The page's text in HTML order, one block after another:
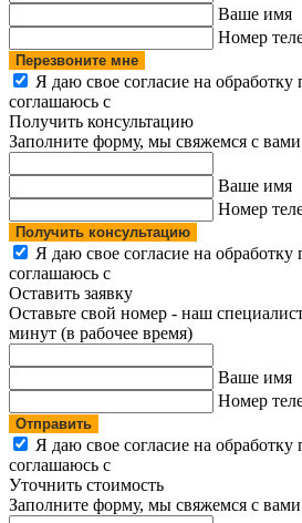
Ваше имя
Номер
Перезвоните мне
Я даю свое согласие на
соглашаюсь с
Получить консультацию
Заполните форму, мы свяжемся с вами
Ваше имя
Номер
Получить консультацию
Я даю свое согласие на
соглашаюсь с
Оставить заявку
Оставьте свой номер - наш
минут (в рабочее время)
Ваше имя
Номер
Отправить
Я даю свое согласие на
соглашаюсь с
Уточнить стоимость
Заполните форму, мы свяжемся с